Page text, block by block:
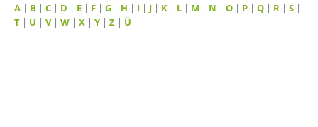
A | B | C | D | E | F | G | H | I | J | K | L | M | N | O | P | Q | R | S |
T | U | V| W | X | Y | Z | Ü